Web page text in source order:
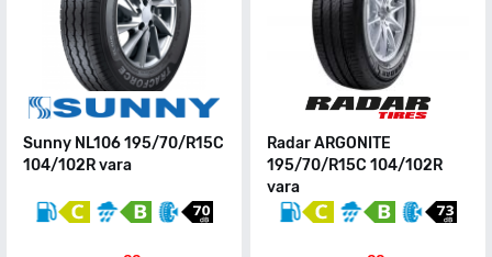
Sunny NL106 195/70/R15C
104/102R vara
Radar ARGONITE
195/70/R15C 104/102R
vara